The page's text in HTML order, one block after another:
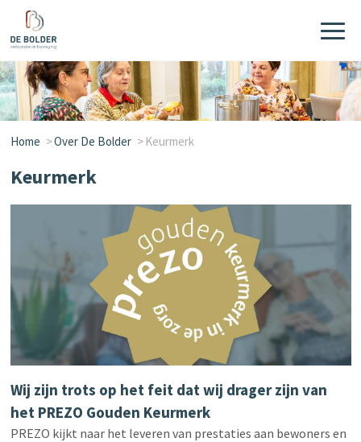
Home Over De Bolder Keurmerk
Keurmerk
Wij zijn trots op het feit dat wij drager zijn van
het PREZO Gouden Keurmerk
PREZO kijkt naar het leveren van prestaties aan bewoners en